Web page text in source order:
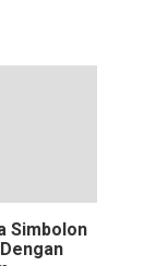
Simbolon